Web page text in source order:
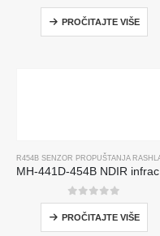
0od 5
PROČITAJTE VIŠE
0od 5
PROČITAJTE VIŠE